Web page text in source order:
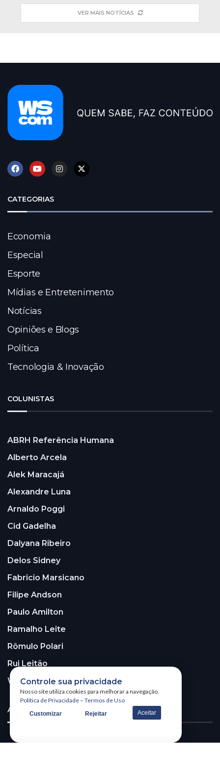
VER MAIS NOTÍCIAS
CATEGORIAS
Economia
Especial
Esporte
Mídias e Entretenimento
Notícias
Opiniões e Blogs
Política
Tecnologia & Inovação
COLUNISTAS
ABRH Referência Humana
Alberto Arcela
Alek Maracajá
Alexandre Luna
Arnaldo Poggi
Cid Gadelha
Dalyana Ribeiro
Delos Sidney
Fabricio Marsicano
Filipe Andson
Paulo Amilton
Ramalho Leite
Rômulo Polari
Rui Leitão
Walter Santos
ASSINE A NOSSA NEWSLETTER!
Controle sua privacidade
Nosso site utiliza cookies para melhorar a navegação.
Política de Privacidade – Termos de Uso
Customizar Rejeitar Aceitar